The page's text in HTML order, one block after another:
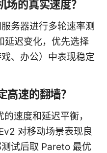
场的真实速度？
务器进行多轮速率测
延迟变化，优先选择
、办公）中表现稳定
高速的翻墙？
速度和延迟平衡，
对移动场景表现良
试后取 Pareto 最优